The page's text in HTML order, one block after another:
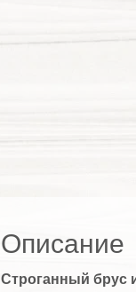
Описание
Строганный брус